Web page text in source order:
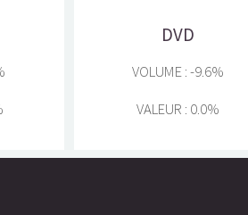
DVD
VOLUME : -9.6%
VALEUR : 0.0%